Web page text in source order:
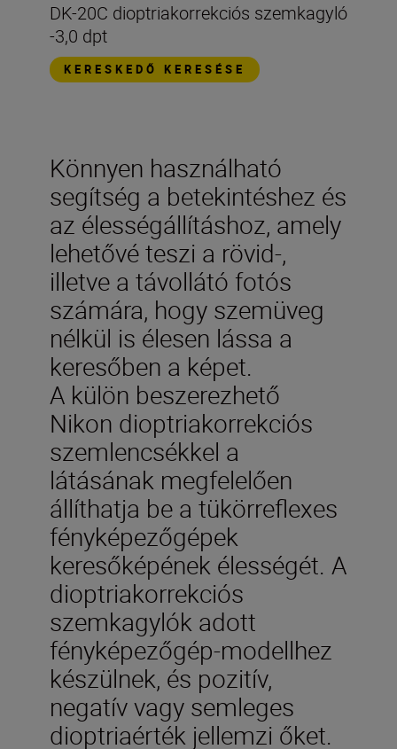
DK-20C dioptriakorrekciós szemkagyló
-3,0 dpt
KERESKEDŐ KERESÉSE
Könnyen használható
segítség a betekintéshez és
az élességállításhoz, amely
lehetővé teszi a rövid-,
illetve a távollátó fotós
számára, hogy szemüveg
nélkül is élesen lássa a
keresőben a képet.
A külön beszerezhető
Nikon dioptriakorrekciós
szemlencsékkel a
látásának megfelelően
állíthatja be a tükörreflexes
fényképezőgépek
keresőképének élességét. A
dioptriakorrekciós
szemkagylók adott
fényképezőgép-modellhez
készülnek, és pozitív,
negatív vagy semleges
dioptriaérték jellemzi őket.